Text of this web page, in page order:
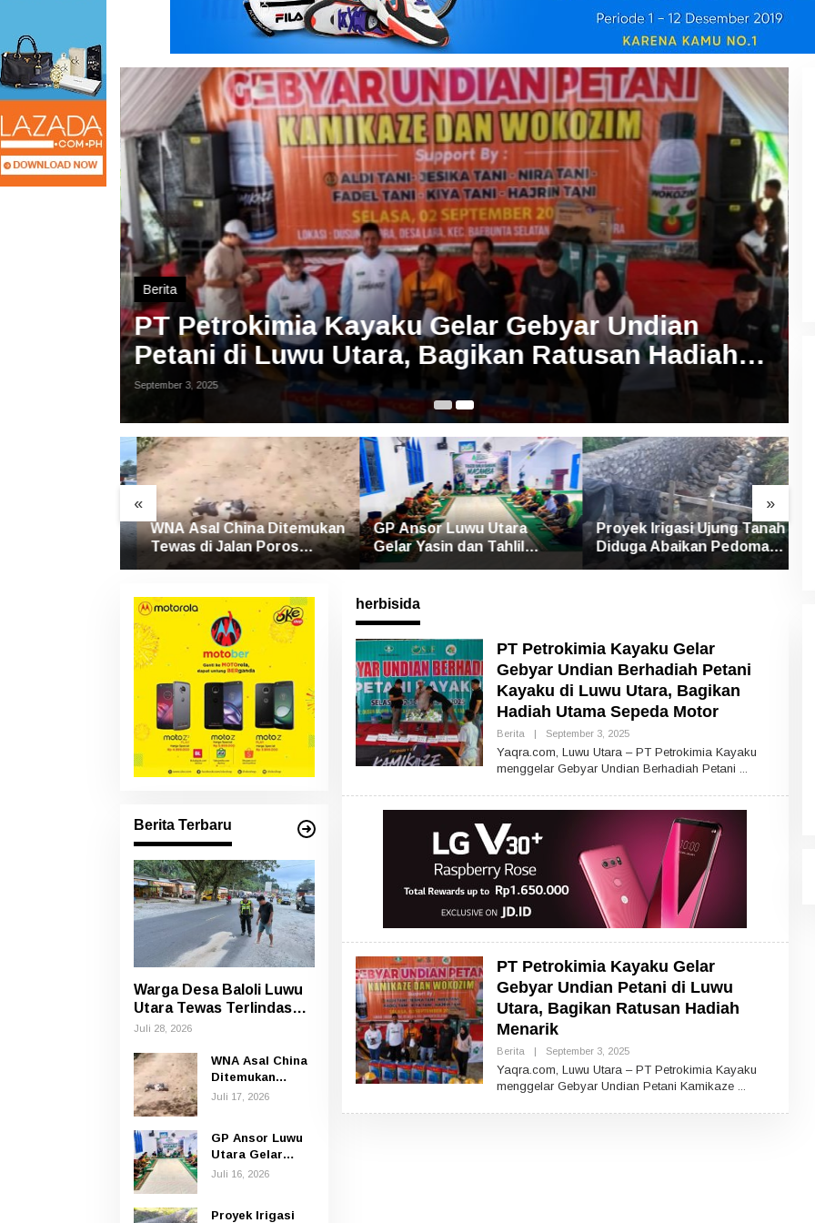
Berita
PT Petrokimia Kayaku Gelar Gebyar Undian
Petani di Luwu Utara, Bagikan Ratusan Hadiah
Menarik
September 3, 2025
« »
WNA Asal China Ditemukan
Tewas di Jalan Poros
Rongkong–Seko, Polisi
GP Ansor Luwu Utara
Gelar Yasin dan Tahlil
untuk Mengenang Korban
Proyek Irigasi Ujung Tanah
Diduga Abaikan Pedoman
Ditjen Pengairan, FK LSM-
Berita Terbaru
Warga Desa Baloli Luwu
Utara Tewas Terlindas
Bus Borlindo
Juli 28, 2026
WNA Asal China
Ditemukan
Tewas di Jalan
Polisi Amankan
Terduga Pelaku
Juli 17, 2026
GP Ansor Luwu
Utara Gelar
Yasin dan Tahlil
Korban Banjir
Juli 16, 2026
Proyek Irigasi
herbisida
PT Petrokimia Kayaku Gelar
Gebyar Undian Berhadiah Petani
Kayaku di Luwu Utara, Bagikan
Hadiah Utama Sepeda Motor
Berita | September 3, 2025O
H
Yaqra.com, Luwu Utara – PT Petrokimia Kayaku
menggelar Gebyar Undian Berhadiah Petani
PT Petrokimia Kayaku Gelar
Gebyar Undian Petani di Luwu
Utara, Bagikan Ratusan Hadiah
Menarik
Berita | September 3, 2025O
H
Yaqra.com, Luwu Utara – PT Petrokimia Kayaku
menggelar Gebyar Undian Petani Kamikaze